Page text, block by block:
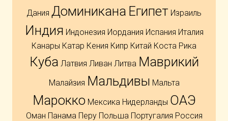
Дания Доминикана Египет Израиль
Индия Индонезия Иордания Испания Италия
Канары Катар Кения Кипр Китай Коста Рика
Куба Латвия Ливан Литва Маврикий
Малайзия Мальдивы Мальта
Марокко Мексика Нидерланды ОАЭ
Оман Панама Перу Польша Португалия Россия